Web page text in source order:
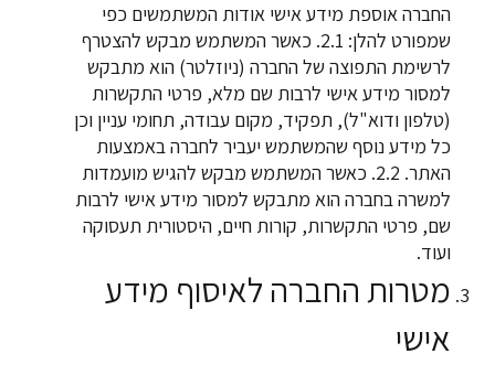
החברה אוספת מידע אישי אודות המשתמשים כפי
שמפורט להלן: 2.1. כאשר המשתמש מבקש להצטרף
לרשימת התפוצה של החברה (ניוזלטר) הוא מתבקש
למסור מידע אישי לרבות שם מלא, פרטי התקשרות
(טלפון ודוא"ל), תפקיד, מקום עבודה, תחומי עניין וכן
כל מידע נוסף שהמשתמש יעביר לחברה באמצעות
האתר. 2.2. כאשר המשתמש מבקש להגיש מועמדות
למשרה בחברה הוא מתבקש למסור מידע אישי לרבות
שם, פרטי התקשרות, קורות חיים, היסטורית תעסוקה
ועוד.
מטרות החברה לאיסוף מידע
אישי